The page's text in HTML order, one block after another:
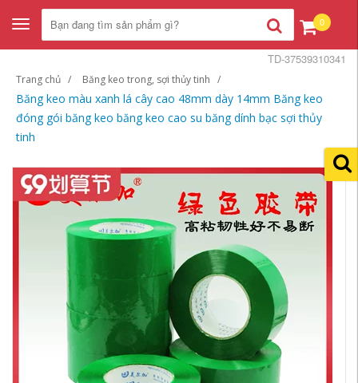
Toggle
navigation
0
Trang chủ Băng keo trong, sợi thủy tinh
Băng keo màu xanh lá cây cao 48mm dày 14mm Băng keo
đóng gói băng keo băng keo cao su băng dính bạc sợi thủy
tinh
TD-37539310341